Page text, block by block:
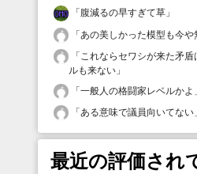
「腹減るの早すぎて草 」
「あの美しかった模型も今や
「 これならセワシが来た矛
ルも来ない 」
「一般人の格闘家レベルかよ
「ある意味で議員向いてない
最近の評価され